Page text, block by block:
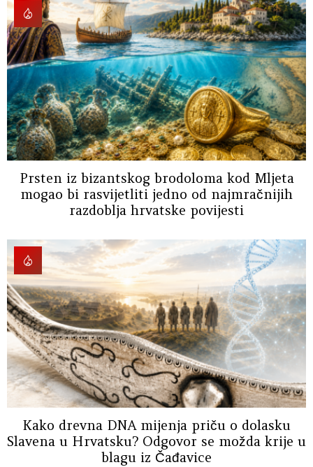
Prsten iz bizantskog brodoloma kod Mljeta
mogao bi rasvijetliti jedno od najmračnijih
razdoblja hrvatske povijesti
Kako drevna DNA mijenja priču o dolasku
Slavena u Hrvatsku? Odgovor se možda krije u
blagu iz Čađavice